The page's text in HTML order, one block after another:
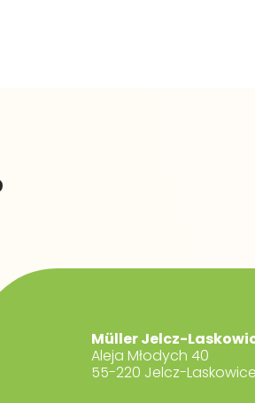
Müller Jelcz-
Aleja Młodych 40
55-220 Jelcz-Laskowice